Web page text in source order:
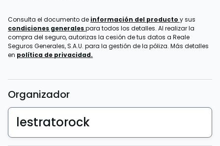
Consulta el documento de información del producto y sus
condiciones generalespara todos los detalles. Al realizar la
compra del seguro, autorizas la cesión de tus datos a Reale
Seguros Generales, S.A.U. para la gestión de la póliza. Más detalles
en política de privacidad.
Organizador
lestratorock